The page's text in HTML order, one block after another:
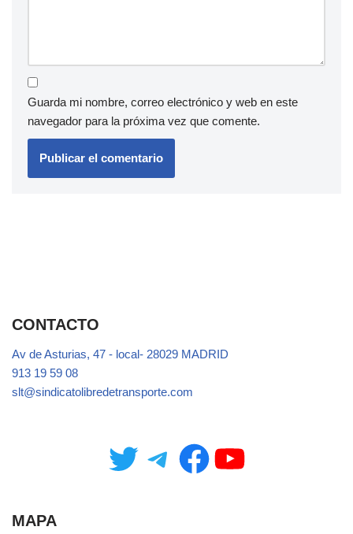
Guarda mi nombre, correo electrónico y web en este
navegador para la próxima vez que comente.
CONTACTO
Av de Asturias, 47 - local- 28029 MADRID
913 19 59 08
slt@sindicatolibredetransporte.com
MAPA